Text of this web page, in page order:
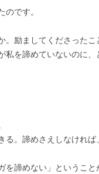
です。
励ましてくださったこ
私を諦めていないのに
る。諦めさえしなけれ
を諦めない」ということ